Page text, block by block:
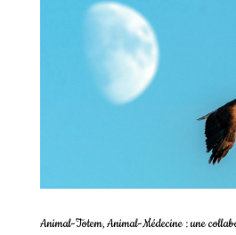
Animal-Totem, Animal-Médecine : une